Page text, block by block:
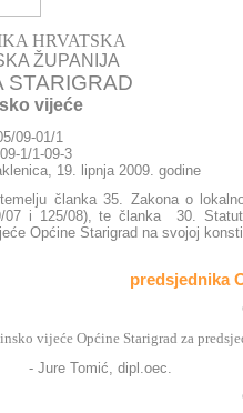
HRVATSKA
ŽUPANIJA
STARIGRAD
vijeće
09-01/1
09-1/1-09-3
19. lipnja 2009. godine
članka 35. Zakona o
07 i 125/08), te članka 30.
Općine Starigrad na svojoj
predsjednika
vijeće Općine Starigrad za
Tomić, dipl.oec.